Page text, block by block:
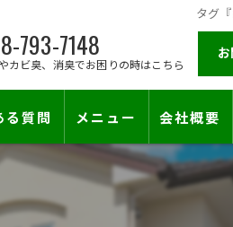
タグ
793-7148
カビ臭、消臭でお困りの時はこちら
る質問 メニュー 会社概要
施工対応